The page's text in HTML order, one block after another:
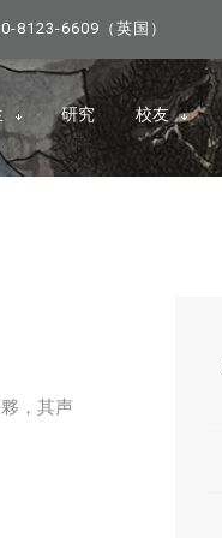
8123-6609（英国）
研究 校友
，其声